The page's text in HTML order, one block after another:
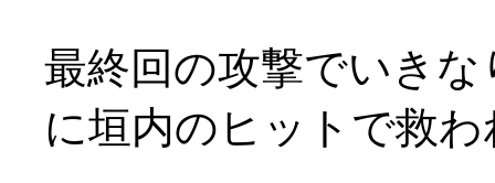
最終回の攻撃でいき
に垣内のヒットで救